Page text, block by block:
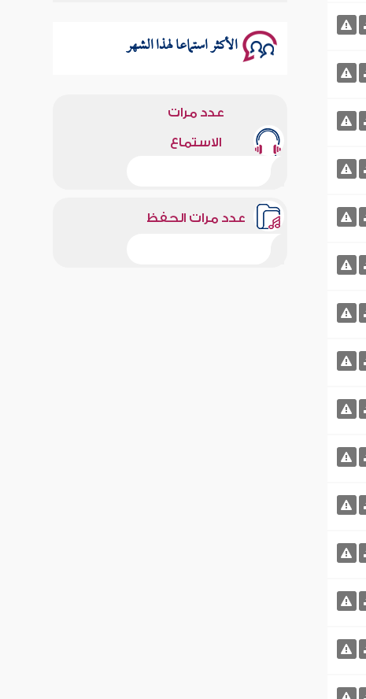
الأكثر استماعا لهذا الشهر
عدد مرات
الاستماع
عدد مرات الحفظ